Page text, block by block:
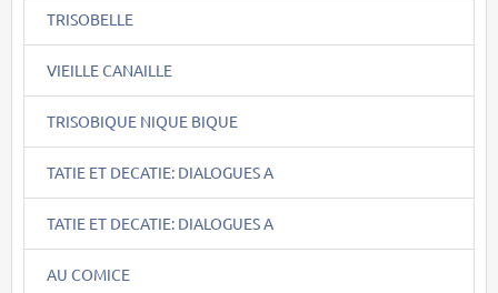
TRISOBELLE
VIEILLE CANAILLE
TRISOBIQUE NIQUE BIQUE
TATIE ET DECATIE: DIALOGUES A
TATIE ET DECATIE: DIALOGUES A
AU COMICE